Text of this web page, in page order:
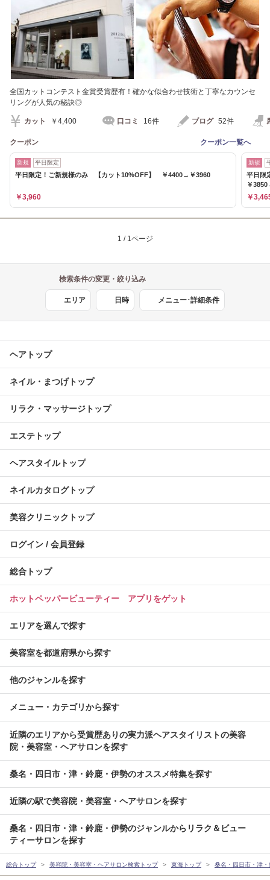
全国カットコンテスト金賞受賞歴有！確かな似合わせ技術と丁寧なカウンセ
リングが人気の秘訣◎
カット ￥4,400 口コミ 16件 ブログ 52件
クーポン クーポン一覧へ
新規 平日限定
平日限定！ご新規様のみ 【カット10%OFF】 ￥4400→￥3960
￥3,960
新規
平日限
￥
￥
1 / 1ページ
検索条件の変更・絞り込み
エリア 日時 メニュー･詳細条件
ヘアトップ
ネイル・まつげトップ
リラク・マッサージトップ
エステトップ
ヘアスタイルトップ
ネイルカタログトップ
美容クリニックトップ
ログイン / 会員登録
総合トップ
ホットペッパービューティー アプリをゲット
エリアを選んで探す
美容室を都道府県から探す
他のジャンルを探す
メニュー・カテゴリから探す
近隣のエリアから受賞歴ありの実力派ヘアスタイリストの美容
院・美容室・ヘアサロンを探す
桑名・四日市・津・鈴鹿・伊勢のオススメ特集を探す
近隣の駅で美容院・美容室・ヘアサロンを探す
桑名・四日市・津・鈴鹿・伊勢のジャンルからリラク＆ビュー
ティーサロンを探す
総合トップ 美容院・美容室・ヘアサロン検索トップ 東海トップ 桑名・四日市・津